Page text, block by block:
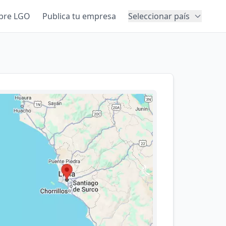
LGO Publica tu empresa Seleccionar país